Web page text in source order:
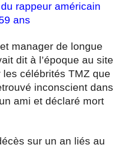
rappeur américain
ans
manager de longue
dit à l’époque au site
les célébrités TMZ que
inconscient dans
ami et déclaré mort
sur un an liés au